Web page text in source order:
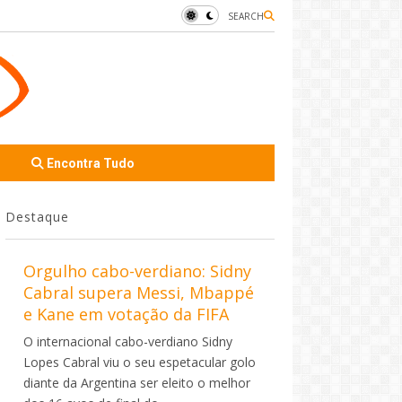
SEARCH
Encontra Tudo
Destaque
Orgulho cabo-verdiano: Sidny
Cabral supera Messi, Mbappé
e Kane em votação da FIFA
O internacional cabo-verdiano Sidny
Lopes Cabral viu o seu espetacular golo
diante da Argentina ser eleito o melhor